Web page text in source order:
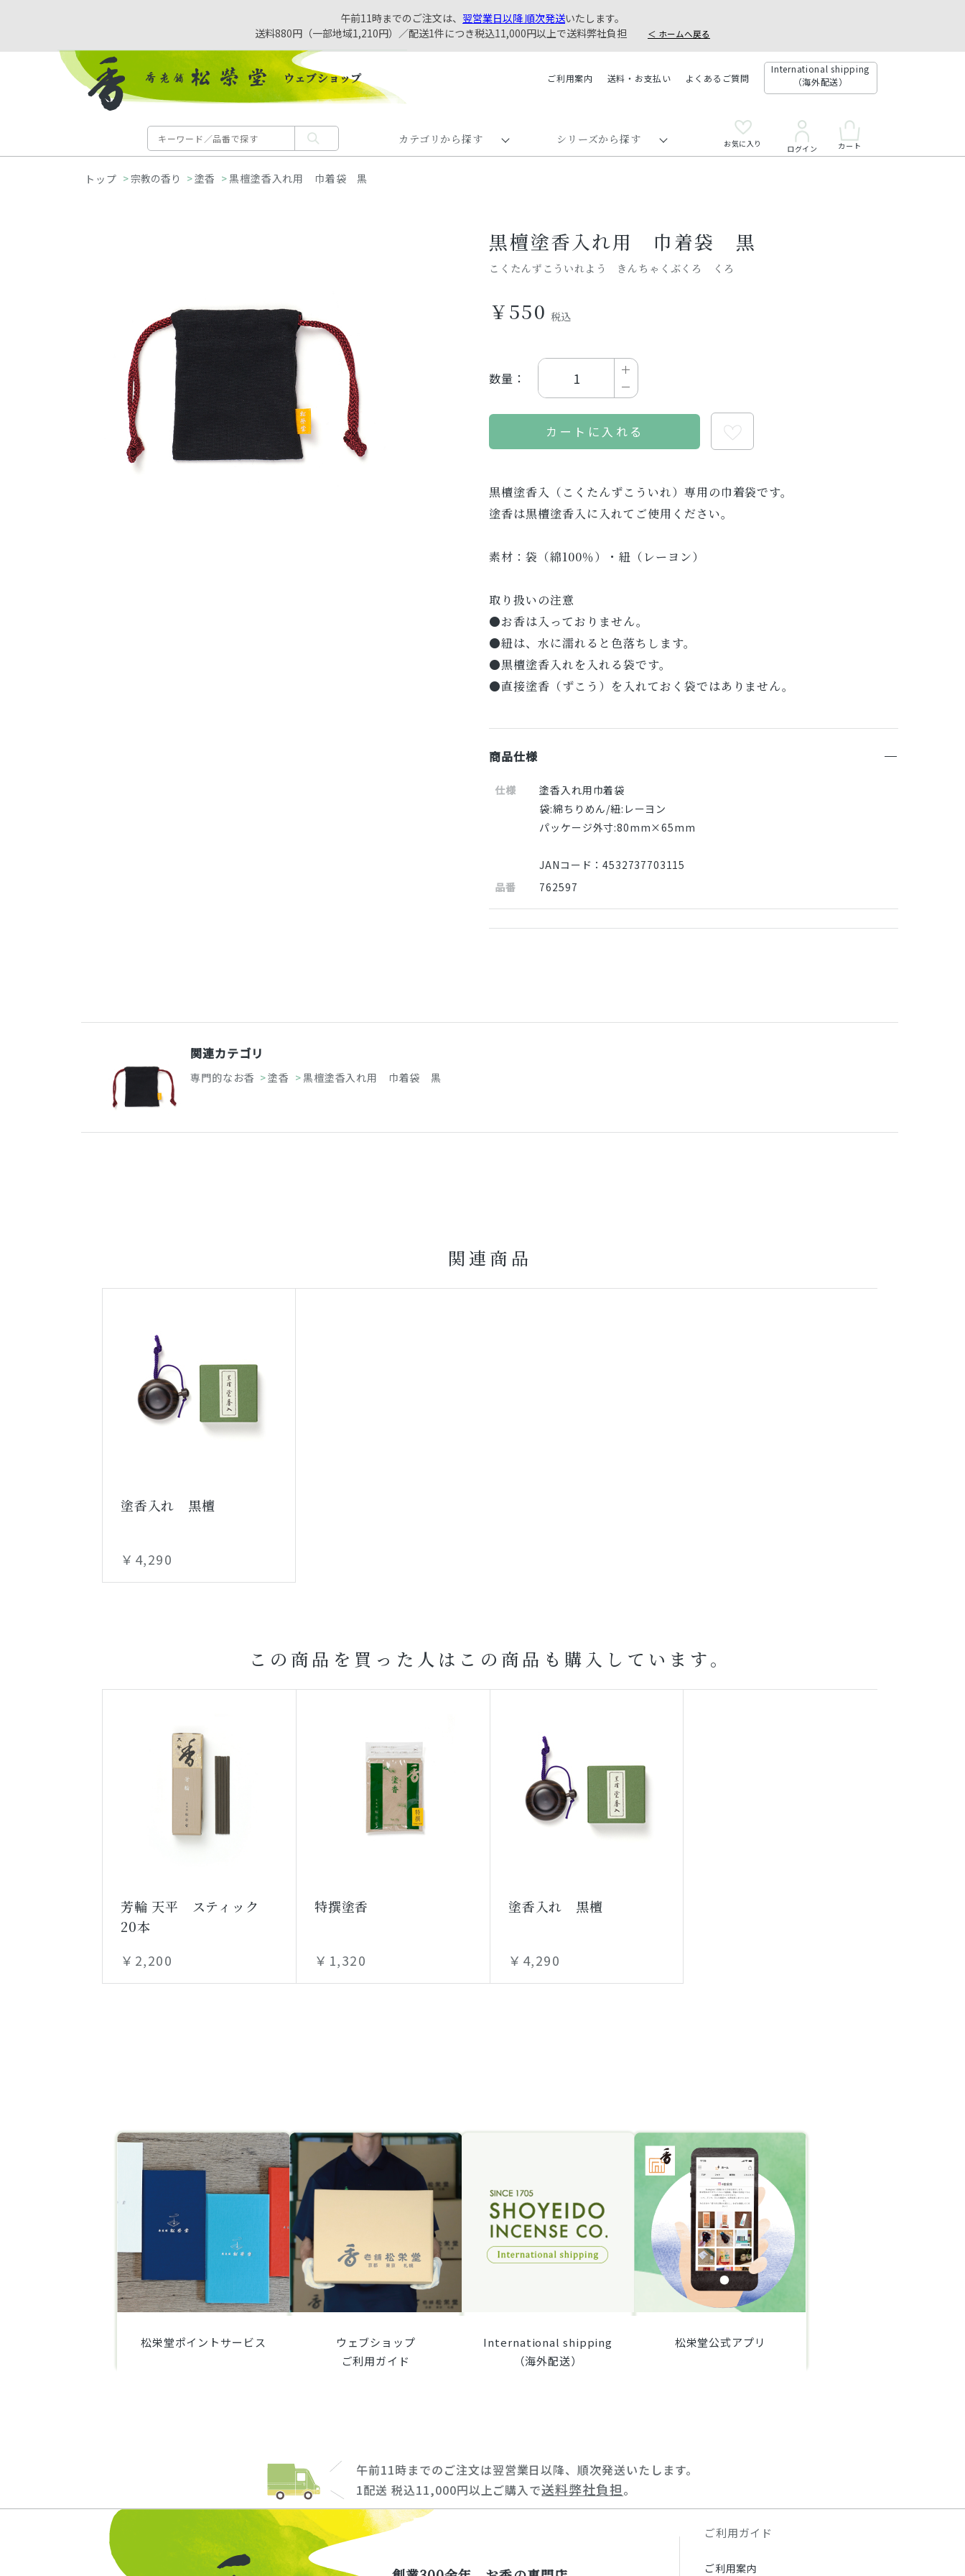
午前11時までのご注文は、 翌営業日以降 順次発送いたします。
送料880円（一部地域1,210円）／配送1件につき税込11,000円以上で送料弊社負担
＜ ホームへ戻る
ご利用案内 送料・お支払い よくあるご質問
International shipping
（海外配送）
カテゴリから探す シリーズから探す お気に入り ログイン カート
>宗教の香り >塗香 >黒檀塗香入れ用 巾着袋 黒
黒檀塗香入れ用 巾着袋 黒
こくたんずこういれよう きんちゃくぶくろ くろ
￥550
数量：
カートに入れる
黒檀塗香入（こくたんずこういれ）専用の巾着袋です。
塗香は黒檀塗香入に入れてご使用ください。
素材：袋（綿100％）・紐（レーヨン）
取り扱いの注意
●お香は入っておりません。
●紐は、水に濡れると色落ちします。
●黒檀塗香入れを入れる袋です。
●直接塗香（ずこう）を入れておく袋ではありません。
商品仕様
仕様
塗香入れ用巾着袋
袋:綿ちりめん/紐:レーヨン
パッケージ外寸:80mm×65mm
JANコード：4532737703115
品番
762597
関連カテゴリ
専門的なお香 >塗香 >黒檀塗香入れ用 巾着袋 黒
関連商品
塗香入れ 黒檀
￥4,290
この商品を買った人はこの商品も購入しています。
芳輪 天平 スティック
20本
￥2,200
特撰塗香
￥1,320
塗香入れ 黒檀
￥4,290
松栄堂ポイントサービス
ウェブショップ
ご利用ガイド
International shipping
（海外配送）
松栄堂公式アプリ
午前11時までのご注文は翌営業日以降、順次発送いたします。
1配送 税込11,000円以上ご購入で送料弊社負担。
ご利用ガイド
ご利用案内